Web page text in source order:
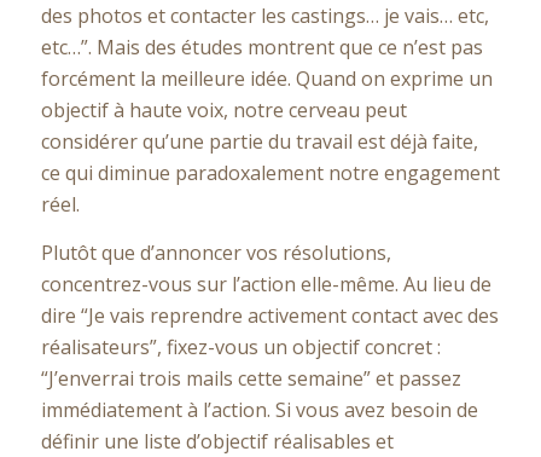
des photos et contacter les castings… je vais… etc,
etc…”. Mais des études montrent que ce n’est pas
forcément la meilleure idée. Quand on exprime un
objectif à haute voix, notre cerveau peut
considérer qu’une partie du travail est déjà faite,
ce qui diminue paradoxalement notre engagement
réel.
Plutôt que d’annoncer vos résolutions,
concentrez-vous sur l’action elle-même. Au lieu de
dire “Je vais reprendre activement contact avec des
réalisateurs”, fixez-vous un objectif concret :
“J’enverrai trois mails cette semaine” et passez
immédiatement à l’action. Si vous avez besoin de
définir une liste d’objectif réalisables et